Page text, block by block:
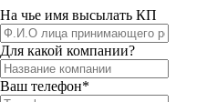
На чье имя высылать КП
Для какой компании?
Ваш телефон*